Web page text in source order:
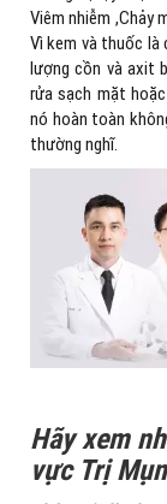
Viêm nhiễm ,Chảy
Vì kem và thuốc
lượng cồn và axit
rửa sạch mặt
nó hoàn toàn
thường nghĩ.
Hãy xem
vực Trị